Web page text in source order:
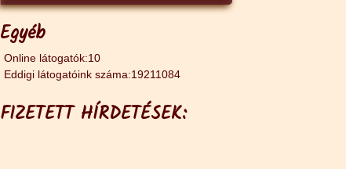
Egyéb
Online látogatók:10
Eddigi látogatóink száma:19211084
FIZETETT HÍRDETÉSEK: